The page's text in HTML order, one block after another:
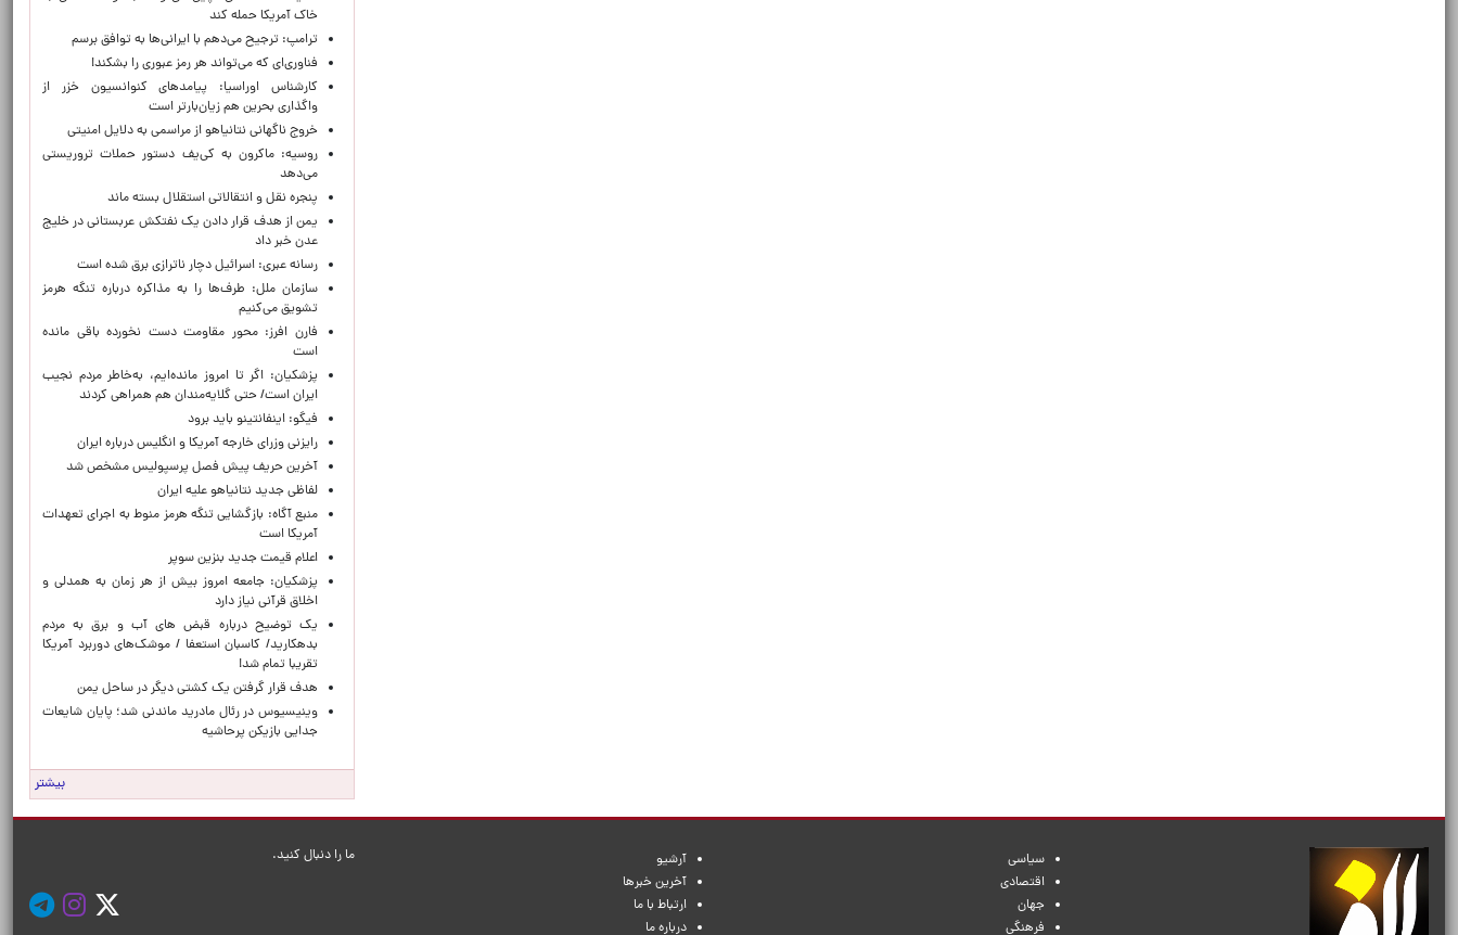
خاک آمریکا حمله کند
ترامپ: ترجیح می‌دهم با ایرانی‌‌ها به توافق برسم
فناوری‌ای که می‌تواند هر رمز عبوری را بشکند!
کارشناس اوراسیا: پیامدهای کنوانسیون خزر از
واگذاری بحرین هم زیان‌بارتر است
خروج ناگهانی نتانیاهو از مراسمی به دلایل امنیتی
روسیه: ماکرون به کی‌یف دستور حملات تروریستی
می‌دهد
پنجره‌ نقل و انتقالاتی استقلال بسته ماند
یمن از هدف قرار دادن یک نفتکش عربستانی در خلیج
عدن خبر داد
رسانه عبری: اسرائیل دچار ناترازی برق شده است
سازمان ملل: طرف‌ها را به مذاکره درباره تنگه هرمز
تشویق می‌کنیم
فارن افرز: محور مقاومت دست نخورده باقی مانده
است
پزشکیان: اگر تا امروز مانده‌ایم، به‌خاطر مردم نجیب
ایران است/ حتی گلایه‌مندان هم همراهی کردند
فیگو: اینفانتینو باید برود
رایزنی وزرای خارجه آمریکا و انگلیس درباره ایران
آخرین حریف پیش فصل پرسپولیس مشخص شد
لفاظی جدید نتانیاهو علیه ایران
منبع آگاه: بازگشایی تنگه هرمز منوط به اجرای تعهدات
آمریکا است
اعلام قیمت جدید بنزین سوپر
پزشکیان: جامعه امروز بیش از هر زمان به همدلی و
اخلاق قرآنی نیاز دارد
یک توضیح درباره قبض های آب و برق به مردم
بدهکارید/ کاسبان استعفا / موشک‌های دوربرد آمریکا
تقریبا تمام شد!
هدف قرار گرفتن یک کشتی دیگر در ساحل یمن
وینیسیوس در رئال مادرید ماندنی شد؛ پایان شایعات
جدایی بازیکن پرحاشیه
بیشتر
سیاسی
اقتصادی
جهان
فرهنگی
آرشیو
آخرین خبرها
ارتباط با ما
درباره ما
ما را دنبال کنید.